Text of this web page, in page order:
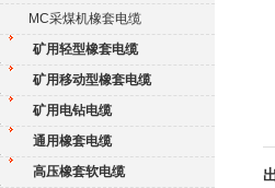
MC采煤机橡套电缆
矿用轻型橡套电缆
矿用移动型橡套电缆
矿用电钻电缆
通用橡套电缆
高压橡套软电缆